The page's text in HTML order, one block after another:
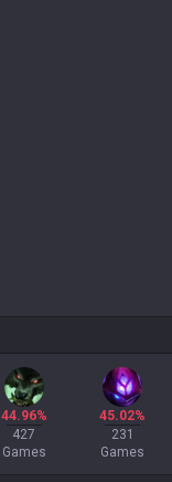
44.96%
427
Games
45.02%
231
Games